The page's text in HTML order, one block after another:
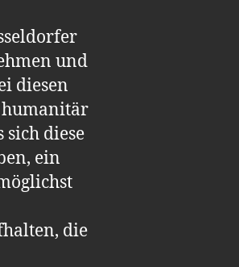
und
diesen
humanitär
diese
ein
die